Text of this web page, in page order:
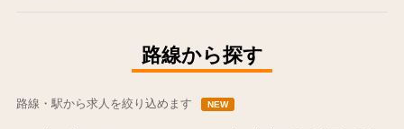
路線から探す
路線・駅から求人を絞り込めます NEW